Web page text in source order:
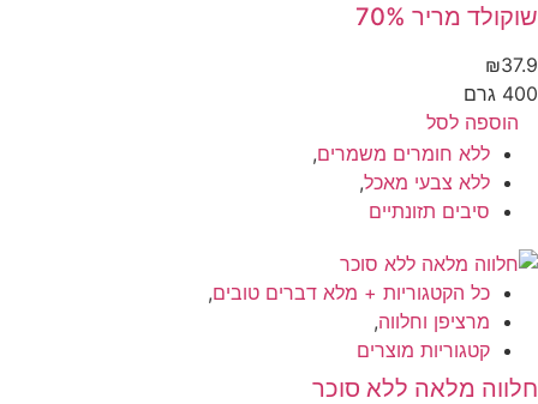
מריר 70%
₪
גרם
הוספה לסל
ללא חומרים משמרים,
ללא צבעי מאכל,
סיבים תזונתיים
כל הקטגוריות + מלא דברים טובים,
מרציפן וחלווה,
קטגוריות מוצרים
מלאה ללא סוכר